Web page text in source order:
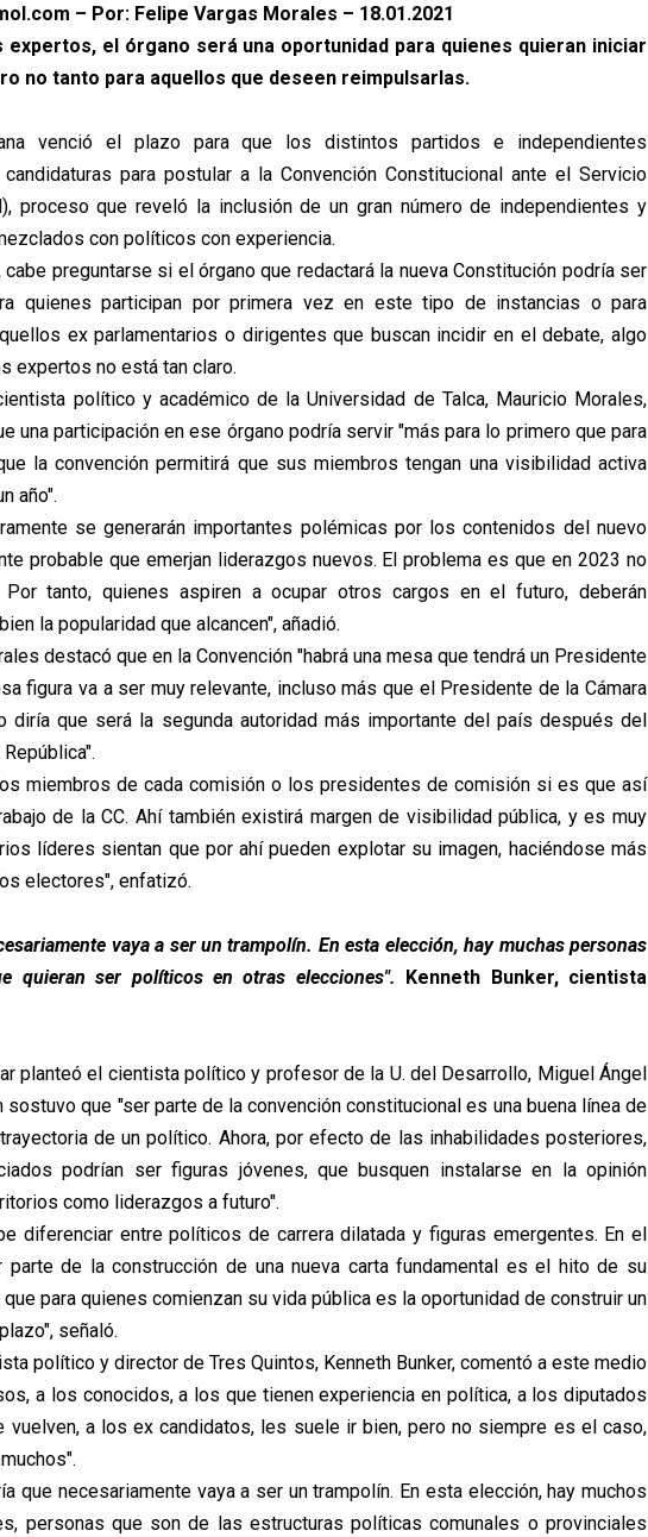
– Por: Felipe Vargas Morales – 18.01.2021
expertos, el órgano será una oportunidad para quienes quieran iniciar
no tanto para aquellos que deseen reimpulsarlas.
venció el plazo para que los distintos partidos e independientes
para postular a la Convención Constitucional ante el Servicio
proceso que reveló la inclusión de un gran número de independientes y
con políticos con experiencia.
cabe preguntarse si el órgano que redactará la nueva Constitución podría ser
quienes participan por primera vez en este tipo de instancias o para
ex parlamentarios o dirigentes que buscan incidir en el debate, algo
expertos no está tan claro.
político y académico de la Universidad de Talca, Mauricio Morales,
una participación en ese órgano podría servir "más para lo primero que para
la convención permitirá que sus miembros tengan una visibilidad activa
año".
se generarán importantes polémicas por los contenidos del nuevo
probable que emerjan liderazgos nuevos. El problema es que en 2023 no
Por tanto, quienes aspiren a ocupar otros cargos en el futuro, deberán
la popularidad que alcancen", añadió.
destacó que en la Convención "habrá una mesa que tendrá un Presidente
figura va a ser muy relevante, incluso más que el Presidente de la Cámara
diría que será la segunda autoridad más importante del país después del
miembros de cada comisión o los presidentes de comisión si es que así
de la CC. Ahí también existirá margen de visibilidad pública, y es muy
líderes sientan que por ahí pueden explotar su imagen, haciéndose más
electores", enfatizó.
vaya a ser un trampolín. En esta elección, hay muchas personas
quieran ser políticos en otras elecciones". Kenneth Bunker, cientista
planteó el cientista político y profesor de la U. del Desarrollo, Miguel Ángel
sostuvo que "ser parte de la convención constitucional es una buena línea de
de un político. Ahora, por efecto de las inhabilidades posteriores,
podrían ser figuras jóvenes, que busquen instalarse en la opinión
como liderazgos a futuro".
diferenciar entre políticos de carrera dilatada y figuras emergentes. En el
parte de la construcción de una nueva carta fundamental es el hito de su
que para quienes comienzan su vida pública es la oportunidad de construir un
señaló.
político y director de Tres Quintos, Kenneth Bunker, comentó a este medio
a los conocidos, a los que tienen experiencia en política, a los diputados
vuelven, a los ex candidatos, les suele ir bien, pero no siempre es el caso,
que necesariamente vaya a ser un trampolín. En esta elección, hay muchos
personas que son de las estructuras políticas comunales o provinciales